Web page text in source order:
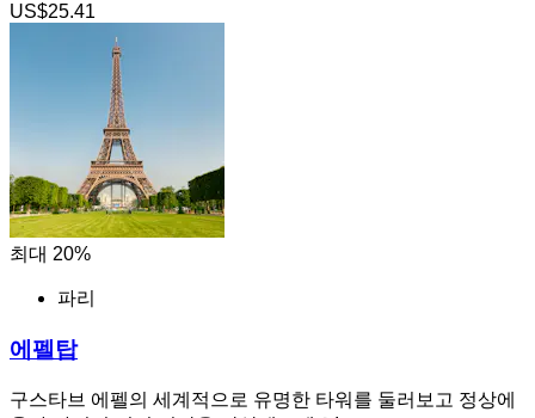
US$25.41
최대 20%
파리
에펠탑
구스타브 에펠의 세계적으로 유명한 타워를 둘러보고 정상에